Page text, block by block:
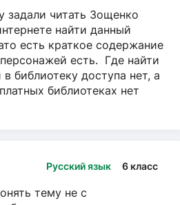
задали читать Зощенко
найти данный
есть краткое содержание
есть. Где найти
библиотеку доступа нет, а
библиотеках нет
Русский язык 6 класс
тему не с